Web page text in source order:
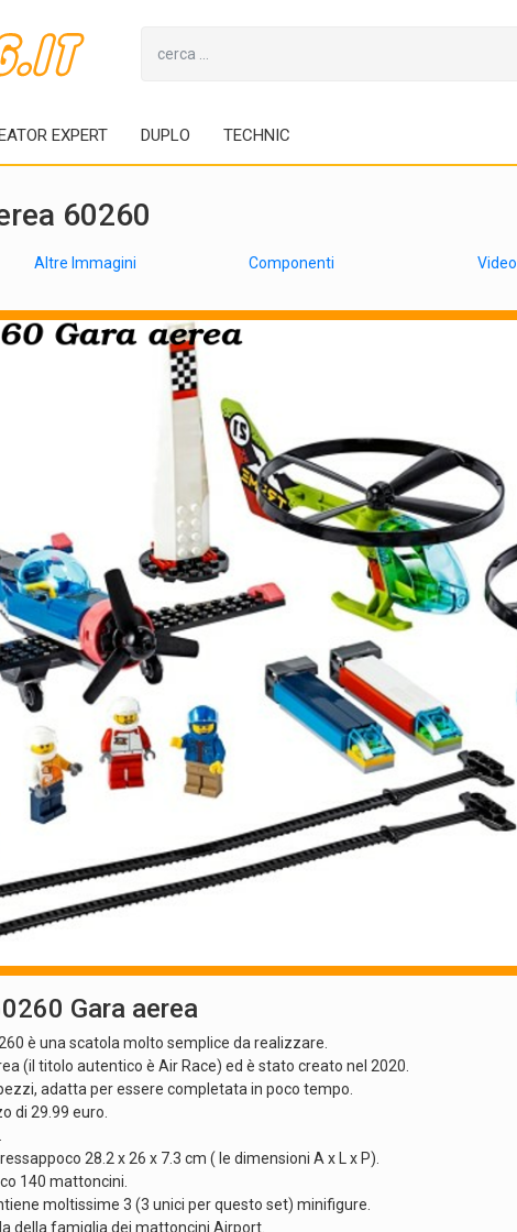
EXPERT DUPLO TECHNIC
60260
Altre Immagini Componenti Video
Gara aerea
è una scatola molto semplice da realizzare.
(il titolo autentico è Air Race) ed è stato creato nel 2020.
adatta per essere completata in poco tempo.
di 29.99 euro.
28.2 x 26 x 7.3 cm ( le dimensioni A x L x P).
140 mattoncini.
moltissime 3 (3 unici per questo set) minifigure.
della famiglia dei mattoncini Airport.